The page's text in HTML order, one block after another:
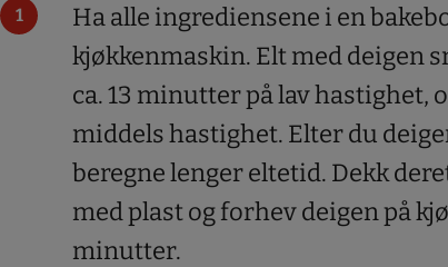
Ha alle ingrediensene i en
kjøkkenmaskin. Elt med deigen
ca. 13 minutter på lav hastighet,
middels hastighet. Elter du
beregne lenger eltetid. Dekk
med plast og forhev deigen på
minutter.